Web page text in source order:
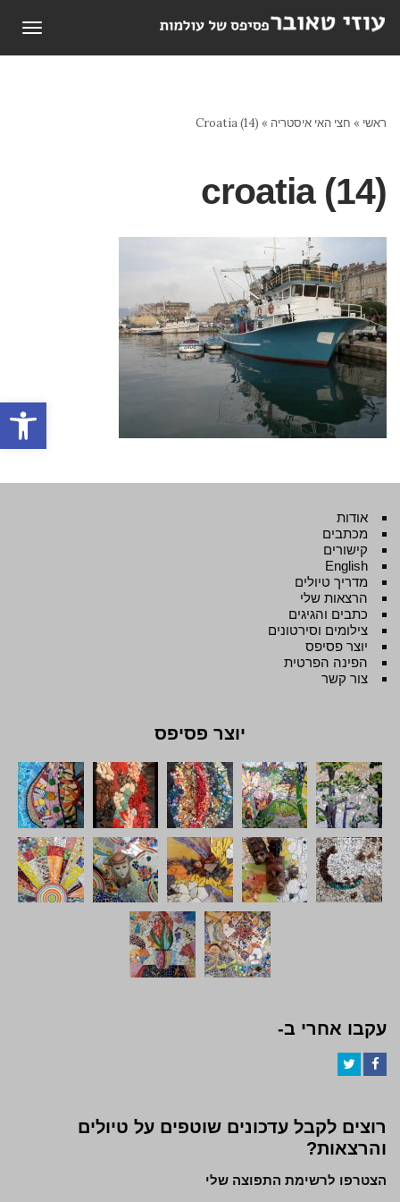
פתח
ראשי » חצי האי איסטריה »
Croatia (14)
croatia (14)
אודות
מכתבים
קישורים
English
מדריך טיולים
הרצאות שלי
כתבים והגיגים
צילומים וסירטונים
יוצר פסיפס
הפינה הפרטית
צור קשר
יוצר פסיפס
עקבו אחרי ב-
רוצים לקבל עדכונים שוטפים על טיולים
והרצאות?
הצטרפו לרשימת התפוצה שלי